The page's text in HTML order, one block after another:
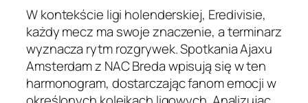
W kontekście ligi holenderskiej, Eredivisie,
każdy mecz ma swoje znaczenie, a terminarz
wyznacza rytm rozgrywek. Spotkania Ajaxu
Amsterdam z NAC Breda wpisują się w ten
harmonogram, dostarczając fanom emocji w